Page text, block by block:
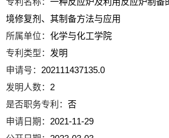
境修复剂、其制备方法与应用
所属单位：化学与化工学院
专利类型： 发明
申请号： 202111437135.0
发明人数： 2
是否职务专利：否
申请日期： 2021-11-29